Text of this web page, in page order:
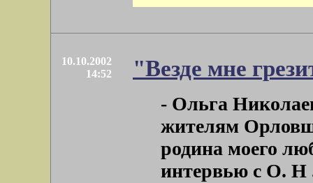
10.10.2002
14:52
"Везде мне
- Ольга
жителям
родина моего
интервью с О. Н